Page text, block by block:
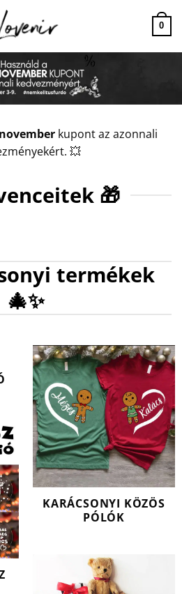
0
kupont az azonnali
💥
🎁
termékek
🎄✨
KARÁCSONYI KÖZÖS
PÓLÓK